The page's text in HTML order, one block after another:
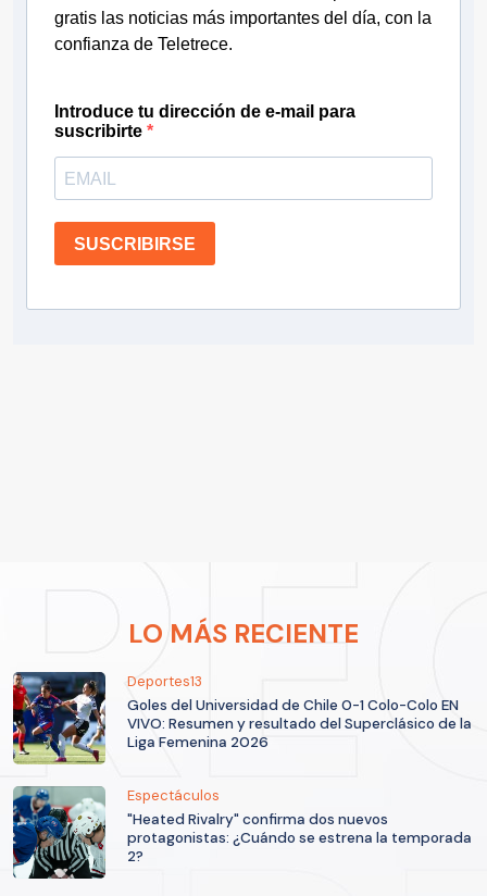
gratis las noticias más importantes del día, con la
confianza de Teletrece.
Introduce tu dirección de e-mail para
suscribirte
SUSCRIBIRSE
LO MÁS RECIENTE
Deportes13
Goles del Universidad de Chile 0-1 Colo-Colo EN
VIVO: Resumen y resultado del Superclásico de la
Liga Femenina 2026
Espectáculos
"Heated Rivalry" confirma dos nuevos
protagonistas: ¿Cuándo se estrena la temporada
2?